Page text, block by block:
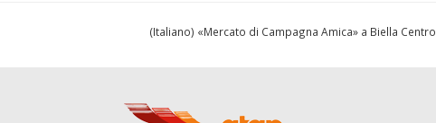
(Italiano) «Mercato di Campagna Amica» a Biella Centro